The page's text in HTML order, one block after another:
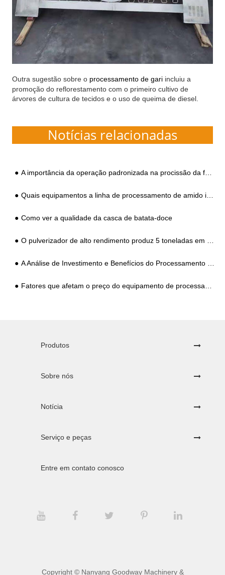
Outra sugestão sobre o processamento de gari incluiu a
promoção do reflorestamento com o primeiro cultivo de
árvores de cultura de tecidos e o uso de queima de diesel.
Notícias relacionadas
A importância da operação padronizada na procissão da fécula de batata-doce
Quais equipamentos a linha de processamento de amido inclui?
Como ver a qualidade da casca de batata-doce
O pulverizador de alto rendimento produz 5 toneladas em uma hora com a saída várias vezes o original!
A Análise de Investimento e Benefícios do Processamento de Amido de Mandioca
Fatores que afetam o preço do equipamento de processamento de amido de batata-doce
Produtos
Sobre nós
Notícia
Serviço e peças
Entre em contato conosco
Copyright © Nanyang Goodway Machinery &